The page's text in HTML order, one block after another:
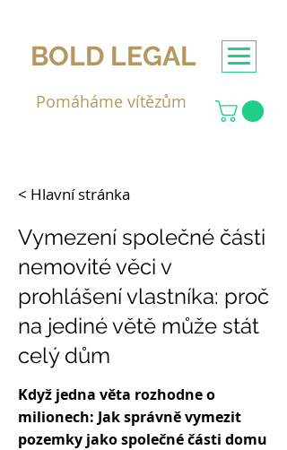
BOLD LEGAL
Pomáháme vítězům
< Hlavní stránka
Vymezení společné části
nemovité věci v
prohlášení vlastníka: proč
na jediné větě může stát
celý dům
Když jedna věta rozhodne o
milionech: Jak správně vymezit
pozemky jako společné části domu